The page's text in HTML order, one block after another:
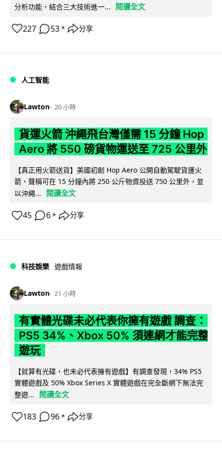
分析功能，結合三大技術進一...
閱讀全文
227 53 ↗ 分享
人工智能
Lawton 20 小時
貨運火箭 沖繩飛台灣僅需 15 分鐘 Hop
Aero 將 550 磅貨物運送至 725 公里外
【真正用火箭送貨】美國初創 Hop Aero 公開自動駕駛貨運火
箭，聲稱可在 15 分鐘內將 250 公斤物資投送 750 公里外，並
以沖繩...
閱讀全文
45 6 ↗ 分享
科技娛樂 遊戲情報
Lawton 21 小時
有實體光碟未必代表你擁有遊戲 調查：
PS5 34%、Xbox 50% 須連網才能完整
遊玩
【就算有光碟，也未必代表擁有遊戲】有調查發現，34% PS5
實體遊戲及 50% Xbox Series X 實體遊戲在完全斷網下無法完
整遊...
閱讀全文
183 96 ↗ 分享